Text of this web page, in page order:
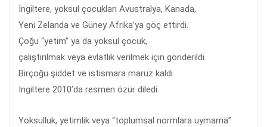
İngiltere, yoksul çocukları Avustralya, Kanada,
Yeni Zelanda ve Güney Afrika’ya göç ettirdi.
Çoğu “yetim” ya da yoksul çocuk,
çalıştırılmak veya evlatlık verilmek için gönderildi.
Birçoğu şiddet ve istismara maruz kaldı.
İngiltere 2010’da resmen özür diledi.
Yoksulluk, yetimlik veya “toplumsal normlara uymama”